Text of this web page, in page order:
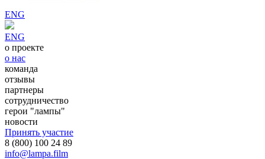
ENG
ENG
о проекте
о нас
команда
отзывы
партнеры
сотрудничество
герои "лампы"
новости
Принять участие
8 (800) 100 24 89
info@lampa.film